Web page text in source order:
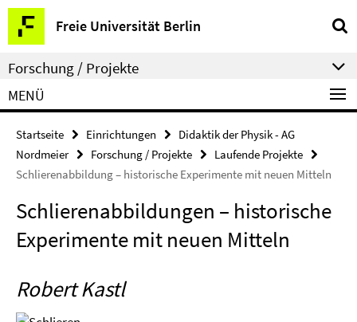
Springe
direkt
zu
Inhalt
Freie Universität Berlin
Service-
Navigation
Forschung / Projekte
MENÜ
Startseite Einrichtungen
Didaktik der Physik - AG
Nordmeier
Forschung / Projekte
Laufende Projekte
Schlierenabbildung – historische Experimente mit neuen Mitteln
Schlierenabbildungen – historische
Experimente mit neuen Mitteln
Robert Kastl